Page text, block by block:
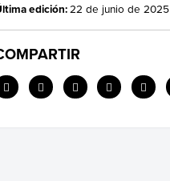
edición:22 de junio de 2025